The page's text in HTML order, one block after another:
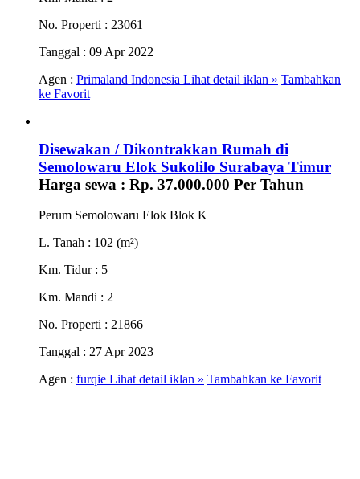
No. Properti : 23061
Tanggal : 09 Apr 2022
Agen : Primaland Indonesia Lihat detail iklan » Tambahkan
ke Favorit
Disewakan / Dikontrakkan Rumah di
Semolowaru Elok Sukolilo Surabaya Timur
Harga sewa : Rp. 37.000.000 Per Tahun
Perum Semolowaru Elok Blok K
L. Tanah : 102 (m²)
Km. Tidur : 5
Km. Mandi : 2
No. Properti : 21866
Tanggal : 27 Apr 2023
Agen : furqie Lihat detail iklan » Tambahkan ke Favorit